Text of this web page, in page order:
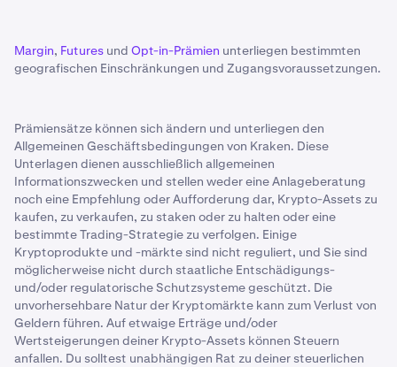
Margin, Futures und Opt-in-Prämien unterliegen bestimmten
geografischen Einschränkungen und Zugangsvoraussetzungen.
Prämiensätze können sich ändern und unterliegen den
Allgemeinen Geschäftsbedingungen von Kraken. Diese
Unterlagen dienen ausschließlich allgemeinen
Informationszwecken und stellen weder eine Anlageberatung
noch eine Empfehlung oder Aufforderung dar, Krypto-Assets zu
kaufen, zu verkaufen, zu staken oder zu halten oder eine
bestimmte Trading-Strategie zu verfolgen. Einige
Kryptoprodukte und -märkte sind nicht reguliert, und Sie sind
möglicherweise nicht durch staatliche Entschädigungs-
und/oder regulatorische Schutzsysteme geschützt. Die
unvorhersehbare Natur der Kryptomärkte kann zum Verlust von
Geldern führen. Auf etwaige Erträge und/oder
Wertsteigerungen deiner Krypto-Assets können Steuern
anfallen. Du solltest unabhängigen Rat zu deiner steuerlichen